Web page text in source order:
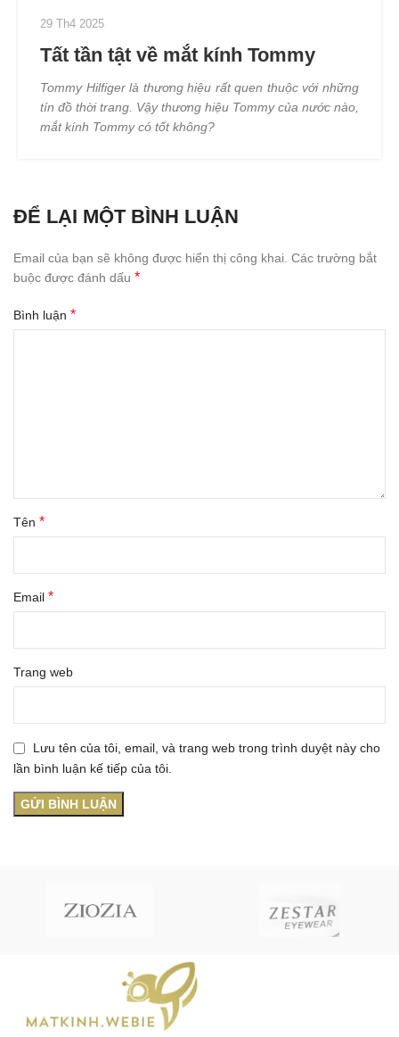
29 Th4 2025
Tất tần tật về mắt kính Tommy
Tommy Hilfiger là thương hiệu rất quen thuộc với những
tín đồ thời trang. Vậy thương hiệu Tommy của nước nào,
mắt kính Tommy có tốt không?
ĐỂ LẠI MỘT BÌNH LUẬN
Email của bạn sẽ không được hiển thị công khai. Các trường bắt
buộc được đánh dấu *
Bình luận *
Tên *
Email *
Trang web
Lưu tên của tôi, email, và trang web trong trình duyệt này cho
lần bình luận kế tiếp của tôi.